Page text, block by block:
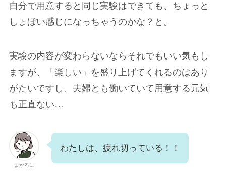
自分で用意すると同じ実験はできても、ちょっと
しょぼい感じになっちゃうのかな？と。
実験の内容が変わらないならそれでもいい気もし
ますが、「楽しい」を盛り上げてくれるのはあり
がたいですし、夫婦とも働いていて用意する元気
も正直ない…
まかろに
わたしは、疲れ切っている！！